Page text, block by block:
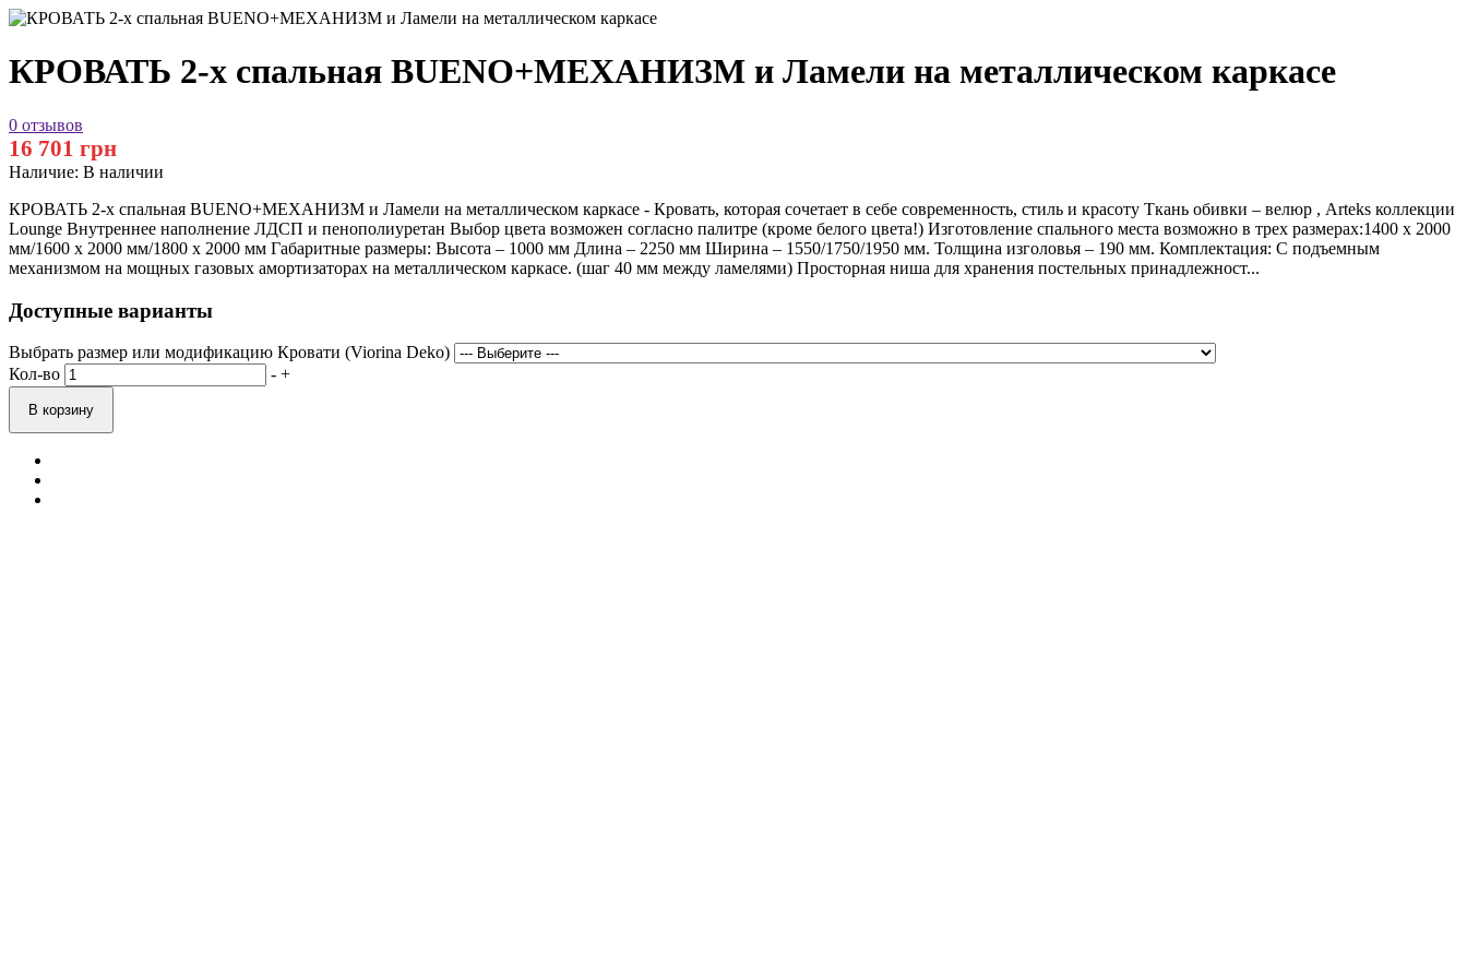
КРОВАТЬ 2-х спальная BUENO+МЕХАНИЗМ и Ламели на металлическом каркасе
0 отзывов
16 701 грн
Наличие: В наличии
КРОВАТЬ 2-х спальная BUENO+МЕХАНИЗМ и Ламели на металлическом каркасе - Кровать, которая сочетает в себе современность, стиль и красоту Ткань обивки – велюр , Arteks коллекции
Lounge Внутреннее наполнение ЛДСП и пенополиуретан Выбор цвета возможен согласно палитре (кроме белого цвета!) Изготовление спального места возможно в трех размерах:1400 х 2000
мм/1600 х 2000 мм/1800 х 2000 мм Габаритные размеры: Высота – 1000 мм Длина – 2250 мм Ширина – 1550/1750/1950 мм. Толщина изголовья – 190 мм. Комплектация: С подъемным
механизмом на мощных газовых амортизаторах на металлическом каркасе. (шаг 40 мм между ламелями) Просторная ниша для хранения постельных принадлежност...
Доступные варианты
Выбрать размер или модификацию Кровати (Viorina Deko)
Кол-во
- +